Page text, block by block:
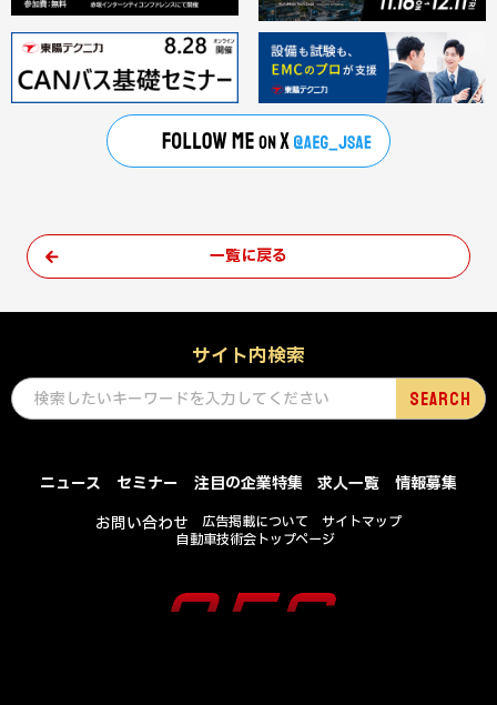
一覧に戻る
サイト内検索
ニュース セミナー 注目の企業特集 求人一覧
情報募集
お問い合わせ
広告掲載について
サイトマップ
自動車技術会トップページ